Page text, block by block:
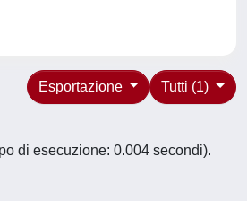
Tutti (1)
Esportazione
di esecuzione: 0.004 secondi).